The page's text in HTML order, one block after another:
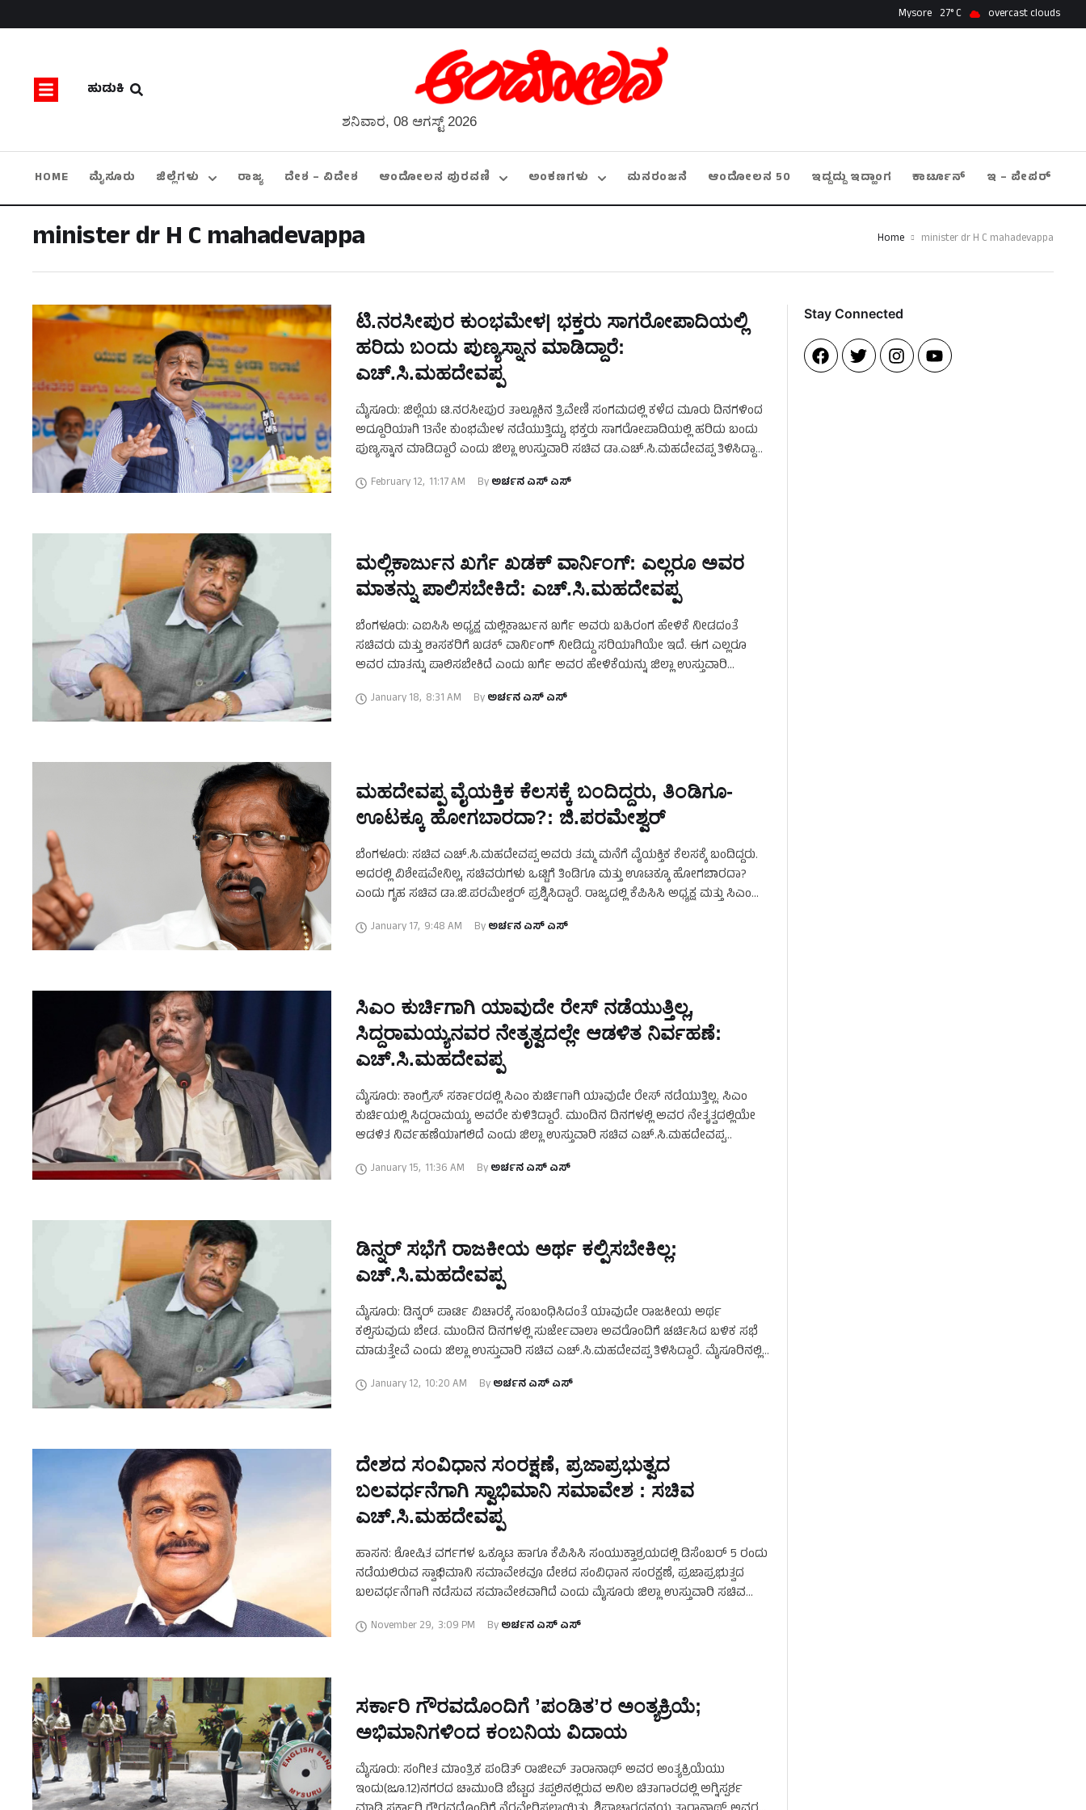
Mysore 27 overcast clouds
ಹುಡುಕಿ
ಶನಿವಾರ, 08 ಆಗಸ್ಟ್ 2026
HOME ಮೈಸೂರು ಜಿಲ್ಲೆಗಳು ರಾಜ್ಯ ದೇಶ – ವಿದೇಶ ಆಂದೋಲನ ಪುರವಣಿ ಅಂಕಣಗಳು ಮನರಂಜನೆ ಆಂದೋಲನ 50 ಇದ್ದದ್ದು ಇದ್ಹಾಂಗ ಕಾರ್ಟೂನ್ ಇ – ಪೇಪರ್
minister dr H C mahadevappa Home minister dr H C mahadevappa
ಟಿ.ನರಸೀಪುರ ಕುಂಭಮೇಳ| ಭಕ್ತರು ಸಾಗರೋಪಾದಿಯಲ್ಲಿ
ಹರಿದು ಬಂದು ಪುಣ್ಯಸ್ನಾನ ಮಾಡಿದ್ದಾರೆ:
ಎಚ್‌.ಸಿ.ಮಹದೇವಪ್ಪ
ಮೈಸೂರು: ಜಿಲ್ಲೆಯ ಟಿ.ನರಸೀಪುರ ತಾಲ್ಲೂಕಿನ ತ್ರಿವೇಣಿ ಸಂಗಮದಲ್ಲಿ ಕಳೆದ ಮೂರು ದಿನಗಳಿಂದ
ಅದ್ದೂರಿಯಾಗಿ 13ನೇ ಕುಂಭಮೇಳ ನಡೆಯುತ್ತಿದ್ದು, ಭಕ್ತರು ಸಾಗರೋಪಾದಿಯಲ್ಲಿ ಹರಿದು ಬಂದು
ಪುಣ್ಯಸ್ನಾನ ಮಾಡಿದ್ದಾರೆ ಎಂದು ಜಿಲ್ಲಾ ಉಸ್ತುವಾರಿ ಸಚಿವ ಡಾ.ಎಚ್.ಸಿ.ಮಹದೇವಪ್ಪ ತಿಳಿಸಿದ್ದಾರೆ.
February 12, 11:17 AM By ಅರ್ಚನ ಎಸ್‌ ಎಸ್
ಮಲ್ಲಿಕಾರ್ಜುನ ಖರ್ಗೆ ಖಡಕ್‌ ವಾರ್ನಿಂಗ್‌: ಎಲ್ಲರೂ ಅವರ
ಮಾತನ್ನು ಪಾಲಿಸಬೇಕಿದೆ: ಎಚ್‌.ಸಿ.ಮಹದೇವಪ್ಪ
ಬೆಂಗಳೂರು: ಎಐಸಿಸಿ ಅಧ್ಯಕ್ಷ ಮಲ್ಲಿಕಾರ್ಜುನ ಖರ್ಗೆ ಅವರು ಬಹಿರಂಗ ಹೇಳಿಕೆ ನೀಡದಂತೆ
ಸಚಿವರು ಮತ್ತು ಶಾಸಕರಿಗೆ ಖಡಕ್‌ ವಾರ್ನಿಂಗ್‌ ನೀಡಿದ್ದು ಸರಿಯಾಗಿಯೇ ಇದೆ. ಈಗ ಎಲ್ಲರೂ
ಅವರ ಮಾತನ್ನು ಪಾಲಿಸಬೇಕಿದೆ ಎಂದು ಖರ್ಗೆ ಅವರ ಹೇಳಿಕೆಯನ್ನು ಜಿಲ್ಲಾ ಉಸ್ತುವಾರಿ
January 18, 8:31 AM By ಅರ್ಚನ ಎಸ್‌ ಎಸ್
ಮಹದೇವಪ್ಪ ವೈಯಕ್ತಿಕ ಕೆಲಸಕ್ಕೆ ಬಂದಿದ್ದರು, ತಿಂಡಿಗೂ-
ಊಟಕ್ಕೂ ಹೋಗಬಾರದಾ?: ಜಿ.ಪರಮೇಶ್ವರ್‌
ಬೆಂಗಳೂರು: ಸಚಿವ ಎಚ್‌.ಸಿ.ಮಹದೇವಪ್ಪ ಅವರು ತಮ್ಮ ಮನೆಗೆ ವೈಯಕ್ತಿಕ ಕೆಲಸಕ್ಕೆ ಬಂದಿದ್ದರು.
ಅದರಲ್ಲಿ ವಿಶೇಷವೇನಿಲ್ಲ, ಸಚಿವರುಗಳು ಒಟ್ಟಿಗೆ ತಿಂಡಿಗೂ ಮತ್ತು ಊಟಕ್ಕೂ ಹೋಗಬಾರದಾ?
ಎಂದು ಗೃಹ ಸಚಿವ ಡಾ.ಜಿ.ಪರಮೇಶ್ವರ್‌ ಪ್ರಶ್ನಿಸಿದ್ದಾರೆ. ರಾಜ್ಯದಲ್ಲಿ ಕೆಪಿಸಿಸಿ ಅಧ್ಯಕ್ಷ ಮತ್ತು ಸಿಎಂ
January 17, 9:48 AM By ಅರ್ಚನ ಎಸ್‌ ಎಸ್
ಸಿಎಂ ಕುರ್ಚಿಗಾಗಿ ಯಾವುದೇ ರೇಸ್‌ ನಡೆಯುತ್ತಿಲ್ಲ,
ಸಿದ್ದರಾಮಯ್ಯನವರ ನೇತೃತ್ವದಲ್ಲೇ ಆಡಳಿತ ನಿರ್ವಹಣೆ:
ಎಚ್.ಸಿ.ಮಹದೇವಪ್ಪ
ಮೈಸೂರು: ಕಾಂಗ್ರೆಸ್‌ ಸರ್ಕಾರದಲ್ಲಿ ಸಿಎಂ ಕುರ್ಚಿಗಾಗಿ ಯಾವುದೇ ರೇಸ್‌ ನಡೆಯುತ್ತಿಲ್ಲ. ಸಿಎಂ
ಕುರ್ಚಿಯಲ್ಲಿ ಸಿದ್ದರಾಮಯ್ಯ ಅವರೇ ಕುಳಿತಿದ್ದಾರೆ. ಮುಂದಿನ ದಿನಗಳಲ್ಲಿ ಅವರ ನೇತೃತ್ವದಲ್ಲಿಯೇ
ಆಡಳಿತ ನಿರ್ವಹಣೆಯಾಗಲಿದೆ ಎಂದು ಜಿಲ್ಲಾ ಉಸ್ತುವಾರಿ ಸಚಿವ ಎಚ್‌.ಸಿ.ಮಹದೇವಪ್ಪ
January 15, 11:36 AM By ಅರ್ಚನ ಎಸ್‌ ಎಸ್
ಡಿನ್ನರ್‌ ಸಭೆಗೆ ರಾಜಕೀಯ ಅರ್ಥ ಕಲ್ಪಿಸಬೇಕಿಲ್ಲ:
ಎಚ್‌.ಸಿ.ಮಹದೇವಪ್ಪ
ಮೈಸೂರು: ಡಿನ್ನರ್‌ ಪಾರ್ಟಿ ವಿಚಾರಕ್ಕೆ ಸಂಬಂಧಿಸಿದಂತೆ ಯಾವುದೇ ರಾಜಕೀಯ ಅರ್ಥ
ಕಲ್ಪಿಸುವುದು ಬೇಡ. ಮುಂದಿನ ದಿನಗಳಲ್ಲಿ ಸುರ್ಜೇವಾಲಾ ಅವರೊಂದಿಗೆ ಚರ್ಚಿಸಿದ ಬಳಿಕ ಸಭೆ
ಮಾಡುತ್ತೇವೆ ಎಂದು ಜಿಲ್ಲಾ ಉಸ್ತುವಾರಿ ಸಚಿವ ಎಚ್‌.ಸಿ.ಮಹದೇವಪ್ಪ ತಿಳಿಸಿದ್ದಾರೆ. ಮೈಸೂರಿನಲ್ಲಿ
January 12, 10:20 AM By ಅರ್ಚನ ಎಸ್‌ ಎಸ್
ದೇಶದ ಸಂವಿಧಾನ ಸಂರಕ್ಷಣೆ, ಪ್ರಜಾಪ್ರಭುತ್ವದ
ಬಲವರ್ಧನೆಗಾಗಿ ಸ್ವಾಭಿಮಾನಿ ಸಮಾವೇಶ : ಸಚಿವ
ಎಚ್‌.ಸಿ.ಮಹದೇವಪ್ಪ
ಹಾಸನ: ಶೋಷಿತ ವರ್ಗಗಳ ಒಕ್ಕೂಟ ಹಾಗೂ ಕೆಪಿಸಿಸಿ ಸಂಯುಕ್ತಾಶ್ರಯದಲ್ಲಿ ಡಿಸೆಂಬರ್‌ 5 ರಂದು
ನಡೆಯಲಿರುವ ಸ್ವಾಭಿಮಾನಿ ಸಮಾವೇಶವೂ ದೇಶದ ಸಂವಿಧಾನ ಸಂರಕ್ಷಣೆ, ಪ್ರಜಾಪ್ರಭುತ್ವದ
ಬಲವರ್ಧನೆಗಾಗಿ ನಡೆಸುವ ಸಮಾವೇಶವಾಗಿದೆ ಎಂದು ಮೈಸೂರು ಜಿಲ್ಲಾ ಉಸ್ತುವಾರಿ ಸಚಿವ
November 29, 3:09 PM By ಅರ್ಚನ ಎಸ್‌ ಎಸ್
ಸರ್ಕಾರಿ ಗೌರವದೊಂದಿಗೆ ʼಪಂಡಿತʼರ ಅಂತ್ಯಕ್ರಿಯೆ;
ಅಭಿಮಾನಿಗಳಿಂದ ಕಂಬನಿಯ ವಿದಾಯ
ಮೈಸೂರು: ಸಂಗೀತ ಮಾಂತ್ರಿಕ ಪಂಡಿತ್ ರಾಜೀವ್ ತಾರಾನಾಥ್ ಅವರ ಅಂತ್ಯಕ್ರಿಯೆಯು
ಇಂದು(ಜೂ.12)ನಗರದ ಚಾಮುಂಡಿ ಬೆಟ್ಟದ ತಪ್ಪಲಿನಲ್ಲಿರುವ ಅನಿಲ ಚಿತಾಗಾರದಲ್ಲಿ ಅಗ್ನಿಸ್ಪರ್ಶ
Stay Connected​